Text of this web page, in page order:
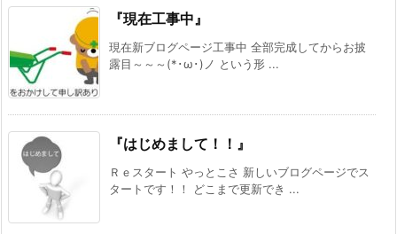
『現在工事中』
現在新ブログページ工事中 全部完成してからお披
露目～～～(*･ω･)ノ という形 ...
『はじめまして！！』
Ｒｅスタート やっとこさ 新しいブログページでス
タートです！！ どこまで更新でき ...